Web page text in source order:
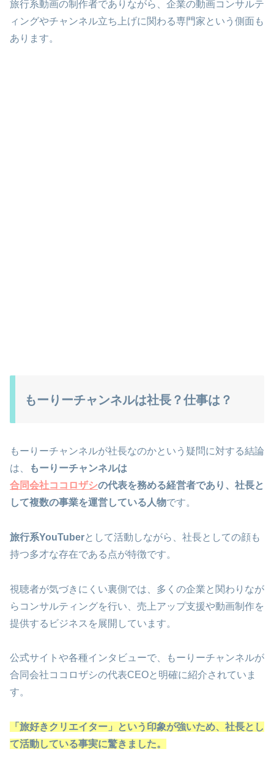
旅行系動画の制作者でありながら、企業の動画コンサルテ
ィングやチャンネル立ち上げに関わる専門家という側面も
あります。
もーりーチャンネルは社長？仕事は？
もーりーチャンネルが社長なのかという疑問に対する結論
は、
もーりーチャンネルは
合同会社ココロザシの代表を務める経営者であり、社長と
して複数の事業を運営している人物です。
旅行系YouTuberとして活動しながら、社長としての顔も
持つ多才な存在である点が特徴です。
視聴者が気づきにくい裏側では、多くの企業と関わりなが
らコンサルティングを行い、売上アップ支援や動画制作を
提供するビジネスを展開しています。
公式サイトや各種インタビューで、もーりーチャンネルが
合同会社ココロザシの代表CEOと明確に紹介されていま
す。
「旅好きクリエイター」という印象が強いため、社長とし
て活動している事実に驚きました。